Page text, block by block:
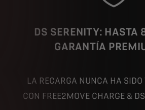
DS SERENITY: HASTA
GARANTÍA
LA RECARGA NUNCA HA
CON FREE2MOVE CHARGE &